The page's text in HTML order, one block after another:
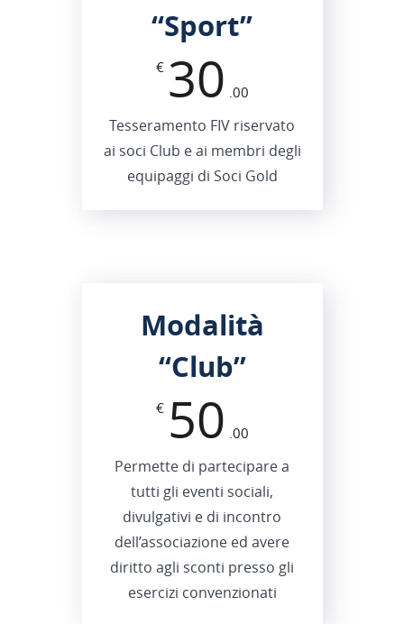
“Sport”
€ 30 .00
Tesseramento FIV riservato
ai soci Club e ai membri degli
equipaggi di Soci Gold
Modalità
“Club”
€ 50 .00
Permette di partecipare a
tutti gli eventi sociali,
divulgativi e di incontro
dell’associazione ed avere
diritto agli sconti presso gli
esercizi convenzionati